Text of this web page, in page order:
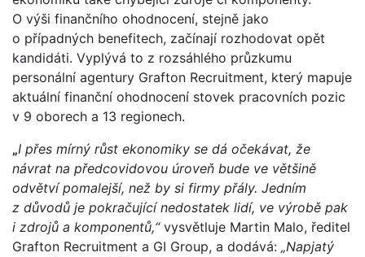
O výši finančního ohodnocení, stejně jako
o případných benefitech, začínají rozhodovat opět
kandidáti. Vyplývá to z rozsáhlého průzkumu
personální agentury Grafton Recruitment, který mapuje
aktuální finanční ohodnocení stovek pracovních pozic
v 9 oborech a 13 regionech.
„I přes mírný růst ekonomiky se dá očekávat, že
návrat na předcovidovou úroveň bude ve většině
odvětví pomalejší, než by si firmy přály. Jedním
z důvodů je pokračující nedostatek lidí, ve výrobě pak
i zdrojů a komponentů,“vysvětluje Martin Malo, ředitel
Grafton Recruitment a GI Group, a dodává: „Napjatý